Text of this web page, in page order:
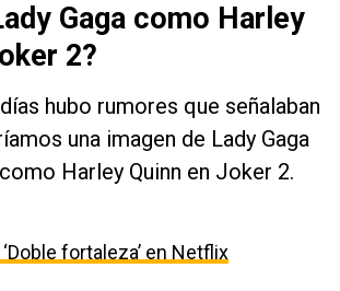
Gaga como Harley
2?
hubo rumores que señalaban
una imagen de Lady Gaga
Harley Quinn en Joker 2.
fortaleza’ en Netflix